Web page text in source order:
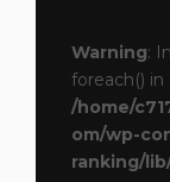
Warning:
foreach() in
/home/
om/wp-
ranking/